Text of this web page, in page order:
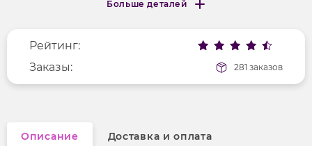
Покрой
удлененный
Рисунок
без рисунка
Вырез горловины
округлый
Больше деталей
Меньше деталей
Рейтинг:
Заказы:
281 заказов
Описание Доставка и оплата